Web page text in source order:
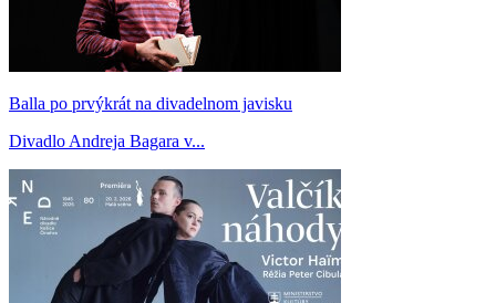
Balla po prvýkrát na divadelnom javisku
Divadlo Andreja Bagara v...